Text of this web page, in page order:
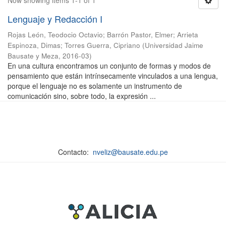
Lenguaje y Redacción I
Rojas León, Teodocio Octavio; Barrón Pastor, Elmer; Arrieta
Espinoza, Dimas; Torres Guerra, Cipriano (Universidad Jaime
Bausate y Meza, 2016-03)
En una cultura encontramos un conjunto de formas y modos de
pensamiento que están intrínsecamente vinculados a una lengua,
porque el lenguaje no es solamente un instrumento de
comunicación sino, sobre todo, la expresión ...
Contacto: nveliz@bausate.edu.pe